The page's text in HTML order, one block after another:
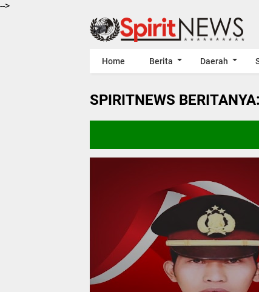
-->
Home Berita Daerah
SPIRITNEWS